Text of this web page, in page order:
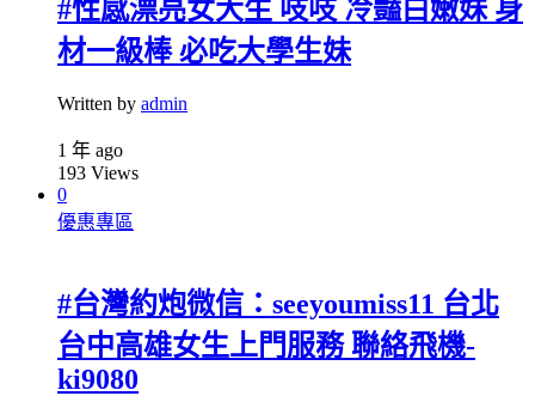
#性感漂亮女大生 吱吱 冷豔白嫩妹 身
材一級棒 必吃大學生妹
Written by admin
1 年 ago
193 Views
0
優惠專區
#台灣約炮微信：seeyoumiss11 台北
台中高雄女生上門服務 聯絡飛機-
ki9080